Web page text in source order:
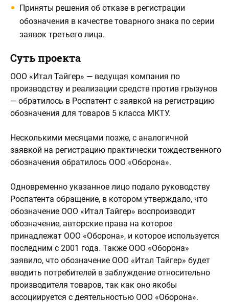
Приняты решения об отказе в регистрации
обозначения в качестве товарного знака по серии
заявок третьего лица.
Суть проекта
ООО «Итал Тайгер» — ведущая компания по
производству и реализации средств против грызунов
— обратилось в Роспатент с заявкой на регистрацию
обозначения для товаров 5 класса МКТУ.
Несколькими месяцами позже, с аналогичной
заявкой на регистрацию практически тождественного
обозначения обратилось ООО «Оборона».
Одновременно указанное лицо подало руководству
Роспатента обращение, в котором утверждало, что
обозначение ООО «Итал Тайгер» воспроизводит
обозначение, авторские права на которое
принадлежат ООО «Оборона», и которое используется
последним с 2001 года. Также ООО «Оборона»
заявило, что обозначение ООО «Итал Тайгер» будет
вводить потребителей в заблуждение относительно
производителя товаров, так как оно якобы
ассоциируется с деятельностью ООО «Оборона».